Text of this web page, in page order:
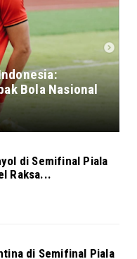
Bola Nasional
di Semifinal Piala
Raksa...
di Semifinal Piala